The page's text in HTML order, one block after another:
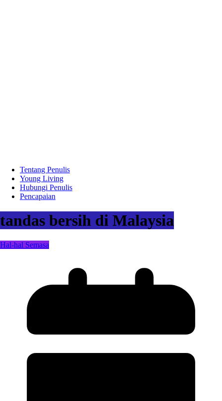
Tentang Penulis
Young Living
Hubungi Penulis
Pencapaian
tandas bersih di Malaysia
Hal-hal Semasa